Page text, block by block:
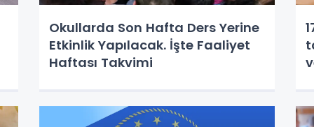
Okullarda Son Hafta Ders Yerine
Etkinlik Yapılacak. İşte Faaliyet
Haftası Takvimi